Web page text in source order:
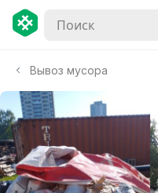
Вывоз мусора